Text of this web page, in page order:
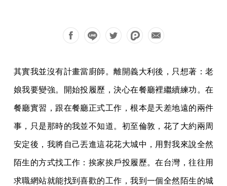
其實我並沒有計畫當廚師。離開義大利後，只想著：老
娘我要變強。開始投履歷，決心在餐廳裡繼續練功。在
餐廳實習，跟在餐廳正式工作，根本是天差地遠的兩件
事，只是那時的我並不知道。初至倫敦，花了大約兩周
安定後，我將自己丟進這花花大城中，用對我來說全然
陌生的方式找工作：挨家挨戶投履歷。在台灣，往往用
求職網站就能找到喜歡的工作，我到一個全然陌生的城